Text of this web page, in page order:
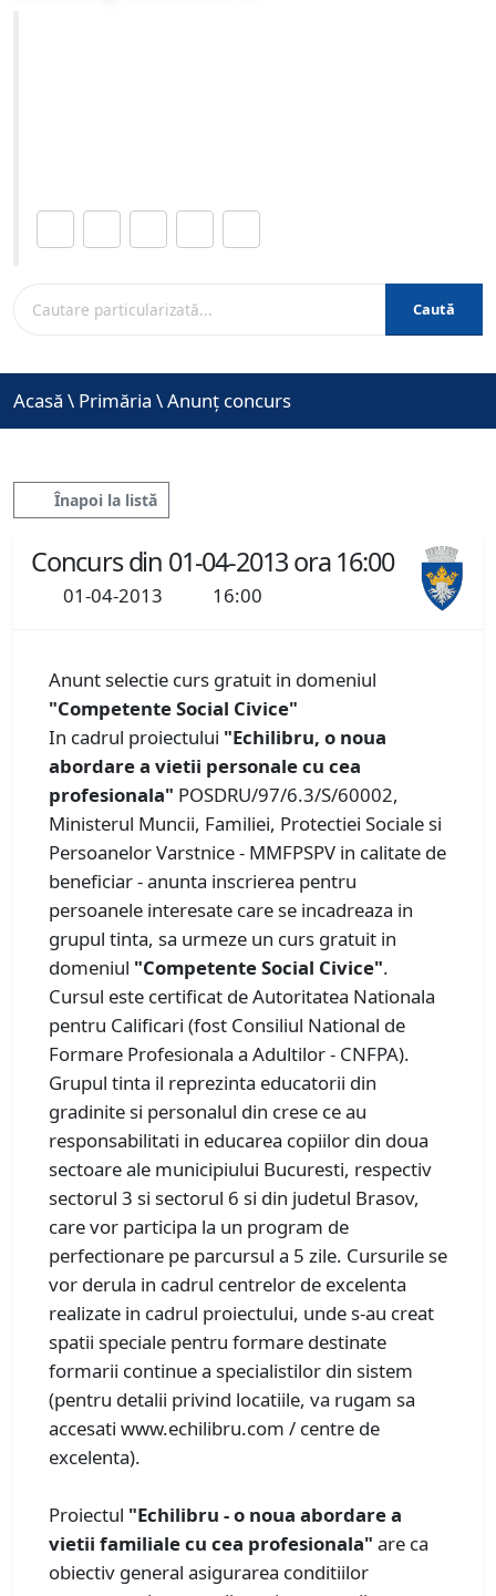
Caută
Acasă \ Primăria \Anunț concurs
Înapoi la listă
Concurs din 01-04-2013 ora 16:00
01-04-2013 16:00
Anunt selectie curs gratuit in domeniul
"Competente Social Civice"
In cadrul proiectului "Echilibru, o noua
abordare a vietii personale cu cea
profesionala" POSDRU/97/6.3/S/60002,
Ministerul Muncii, Familiei, Protectiei Sociale si
Persoanelor Varstnice - MMFPSPV in calitate de
beneficiar - anunta inscrierea pentru
persoanele interesate care se incadreaza in
grupul tinta, sa urmeze un curs gratuit in
domeniul "Competente Social Civice".
Cursul este certificat de Autoritatea Nationala
pentru Calificari (fost Consiliul National de
Formare Profesionala a Adultilor - CNFPA).
Grupul tinta il reprezinta educatorii din
gradinite si personalul din crese ce au
responsabilitati in educarea copiilor din doua
sectoare ale municipiului Bucuresti, respectiv
sectorul 3 si sectorul 6 si din judetul Brasov,
care vor participa la un program de
perfectionare pe parcursul a 5 zile. Cursurile se
vor derula in cadrul centrelor de excelenta
realizate in cadrul proiectului, unde s-au creat
spatii speciale pentru formare destinate
formarii continue a specialistilor din sistem
(pentru detalii privind locatiile, va rugam sa
accesati www.echilibru.com / centre de
excelenta).
Proiectul "Echilibru - o noua abordare a
vietii familiale cu cea profesionala" are ca
obiectiv general asigurarea conditiilor